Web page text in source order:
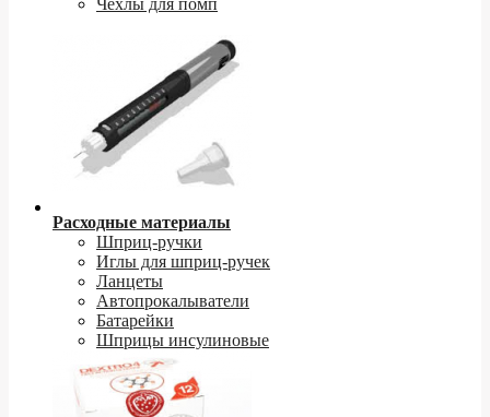
Расходные материалы
Шприц-ручки
Иглы для шприц-ручек
Ланцеты
Автопрокалыватели
Батарейки
Шприцы инсулиновые